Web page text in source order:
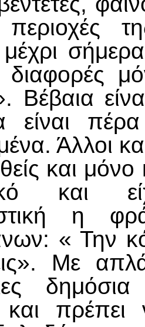
διαφορές
Βέβαια
είναι
Άλλοι
και
και
η
« Την
Με